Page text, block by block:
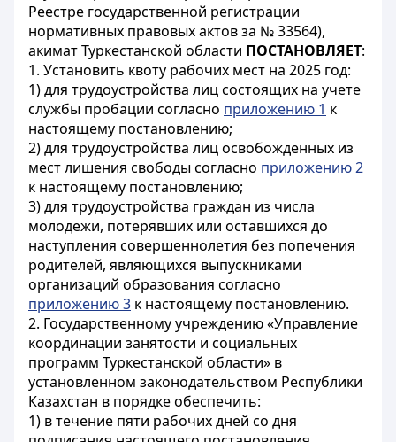
Реестре государственной регистрации
нормативных правовых актов за № 33564),
акимат Туркестанской области ПОСТАНОВЛЯЕТ:
1. Установить квоту рабочих мест на 2025 год:
1) для трудоустройства лиц состоящих на учете
службы пробации согласно приложению 1 к
настоящему постановлению;
2) для трудоустройства лиц освобожденных из
мест лишения свободы согласно приложению 2
к настоящему постановлению;
3) для трудоустройства граждан из числа
молодежи, потерявших или оставшихся до
наступления совершеннолетия без попечения
родителей, являющихся выпускниками
организаций образования согласно
приложению 3 к настоящему постановлению.
2. Государственному учреждению «Управление
координации занятости и социальных
программ Туркестанской области» в
установленном законодательством Республики
Казахстан в порядке обеспечить:
1) в течение пяти рабочих дней со дня